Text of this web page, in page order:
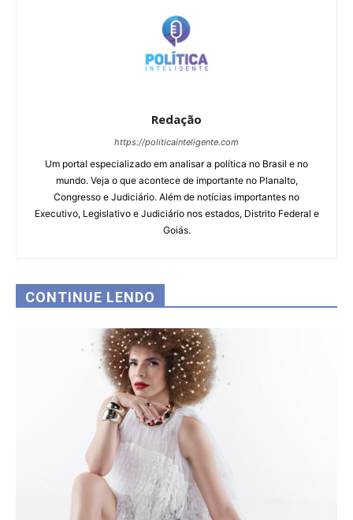
Redação
https://politicainteligente.com
Um portal especializado em analisar a política no Brasil e no
mundo. Veja o que acontece de importante no Planalto,
Congresso e Judiciário. Além de notícias importantes no
Executivo, Legislativo e Judiciário nos estados, Distrito Federal e
Goiás.
CONTINUE LENDO